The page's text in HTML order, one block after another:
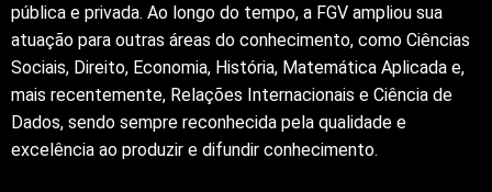
pública e privada. Ao longo do tempo, a FGV ampliou sua
atuação para outras áreas do conhecimento, como Ciências
Sociais, Direito, Economia, História, Matemática Aplicada e,
mais recentemente, Relações Internacionais e Ciência de
Dados, sendo sempre reconhecida pela qualidade e
excelência ao produzir e difundir conhecimento.